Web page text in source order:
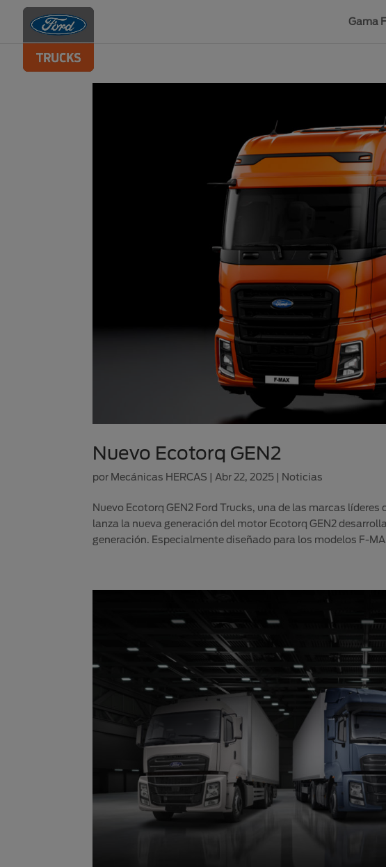
Gama
Nuevo Ecotorq GEN2
por Mecánicas HERCAS Abr 22, 2025| Noticias
Nuevo Ecotorq GEN2 Ford Trucks, una de las marcas
lanza la nueva generación del motor Ecotorq GEN2
generación. Especialmente diseñado para los modelos F-